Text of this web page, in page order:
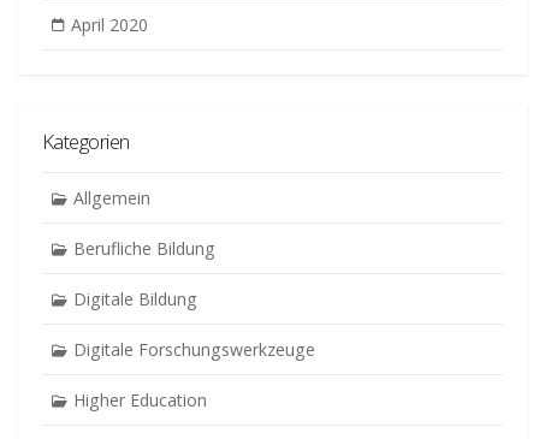
April 2020
Kategorien
Allgemein
Berufliche Bildung
Digitale Bildung
Digitale Forschungswerkzeuge
Higher Education